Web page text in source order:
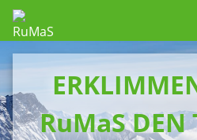
RuMaS DEN